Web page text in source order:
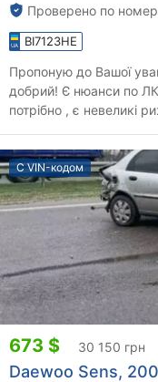
Проверено по
BI7123HE
Пропоную до Вашої
добрий! Є нюанси по
С VIN-кодом
673 $ 30 150 грн
Daewoo Sens,